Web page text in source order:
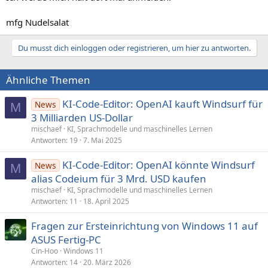
mfg Nudelsalat
Du musst dich einloggen oder registrieren, um hier zu antworten.
Ähnliche Themen
M News
KI-Code-Editor: OpenAI kauft Windsurf für
3 Milliarden US-Dollar
mischaef KI, Sprachmodelle und maschinelles Lernen
Antworten 19 7. Mai 2025
M News
KI-Code-Editor: OpenAI könnte Windsurf
alias Codeium für 3 Mrd. USD kaufen
mischaef KI, Sprachmodelle und maschinelles Lernen
Antworten 11 18. April 2025
Fragen zur Ersteinrichtung von Windows 11 auf
ASUS Fertig-PC
Cin-Hoo Windows 11
Antworten 14 20. März 2026